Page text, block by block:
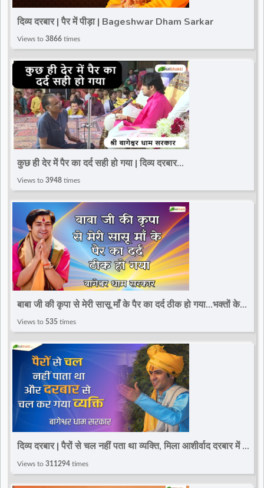
दिव्य दरबार | पैर में पीड़ा | Bageshwar Dham Sarkar
Views to 3866 times
कुछ ही देर में पैर का दर्द सही हो गया | दिव्य दरबार
|@BageshwarDhamSarkar
Views to 3948 times
बाबा जी की कृपा से मेरी सासू माँ के पैर का दर्द ठीक हो गया...भक्तों के
भाव | Bageshwar Dham Sarkar
Views to 535 times
दिव्य दरबार | पैरों से चल नहीं पता था व्यक्ति, मिला आशीर्वाद दरबार में ही
चलने लगा | Bageshwar Dham
Views to 311294 times